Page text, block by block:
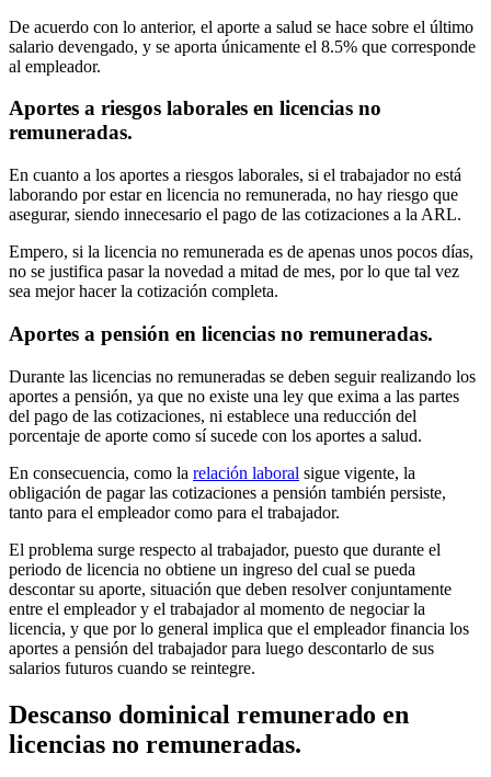
De acuerdo con lo anterior, el aporte a salud se hace sobre el último
salario devengado, y se aporta únicamente el 8.5% que corresponde
al empleador.
Aportes a riesgos laborales en licencias no
remuneradas.
En cuanto a los aportes a riesgos laborales, si el trabajador no está
laborando por estar en licencia no remunerada, no hay riesgo que
asegurar, siendo innecesario el pago de las cotizaciones a la ARL.
Empero, si la licencia no remunerada es de apenas unos pocos días,
no se justifica pasar la novedad a mitad de mes, por lo que tal vez
sea mejor hacer la cotización completa.
Aportes a pensión en licencias no remuneradas.
Durante las licencias no remuneradas se deben seguir realizando los
aportes a pensión, ya que no existe una ley que exima a las partes
del pago de las cotizaciones, ni establece una reducción del
porcentaje de aporte como sí sucede con los aportes a salud.
En consecuencia, como la relación laboral sigue vigente, la
obligación de pagar las cotizaciones a pensión también persiste,
tanto para el empleador como para el trabajador.
El problema surge respecto al trabajador, puesto que durante el
periodo de licencia no obtiene un ingreso del cual se pueda
descontar su aporte, situación que deben resolver conjuntamente
entre el empleador y el trabajador al momento de negociar la
licencia, y que por lo general implica que el empleador financia los
aportes a pensión del trabajador para luego descontarlo de sus
salarios futuros cuando se reintegre.
Descanso dominical remunerado en
licencias no remuneradas.